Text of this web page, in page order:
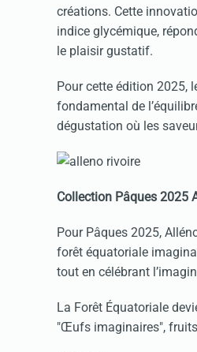
créations. Cette
indice glycémique,
le plaisir gustatif.
Pour cette édition 2025,
fondamental de
dégustation où les
Collection Pâques 2025
Pour Pâques 2025,
forêt équatoriale
tout en célébrant
La Forêt Équatoriale
"Œufs imaginaires", fruits